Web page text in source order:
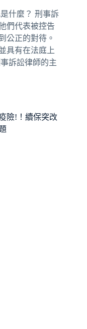
什麼？ 刑事訴
們代表被控告
公正的對待。
具有在法庭上
訴訟律師的主
險!！續保突改